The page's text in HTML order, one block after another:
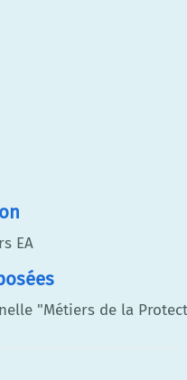
EA
"Métiers de la